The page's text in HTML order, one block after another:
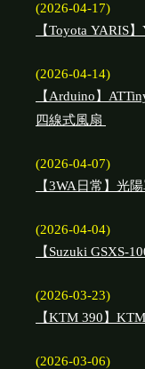
(2026-04-17)
【Toyota YARIS
(2026-04-14)
【Arduino】
四線式風扇
(2026-04-07)
【3WA日常】光
(2026-04-04)
【Suzuki GSXS-
(2026-03-23)
【KTM 390】
(2026-03-06)